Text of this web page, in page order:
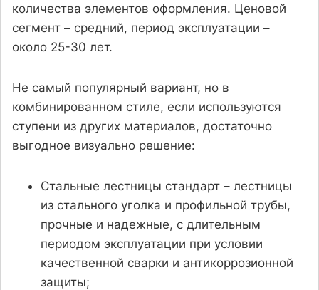
количества элементов оформления. Ценовой
сегмент – средний, период эксплуатации –
около 25-30 лет.
Не самый популярный вариант, но в
комбинированном стиле, если используются
ступени из других материалов, достаточно
выгодное визуально решение:
Стальные лестницы стандарт – лестницы
из стального уголка и профильной трубы,
прочные и надежные, с длительным
периодом эксплуатации при условии
качественной сварки и антикоррозионной
защиты;